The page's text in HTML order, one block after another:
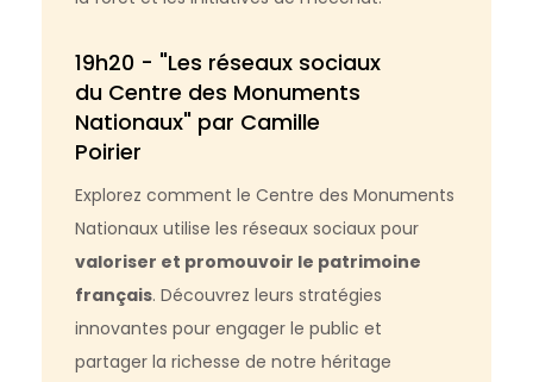
19h20 - "Les réseaux sociaux
du Centre des Monuments
Nationaux" par Camille
Poirier
Explorez comment le Centre des Monuments
Nationaux utilise les réseaux sociaux pour
valoriser et promouvoir le patrimoine
français. Découvrez leurs stratégies
innovantes pour engager le public et
partager la richesse de notre héritage